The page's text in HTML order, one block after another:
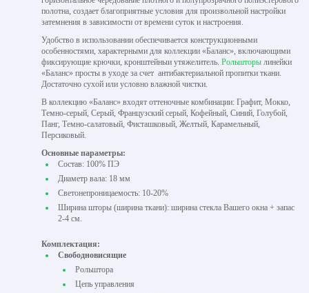
полотна, создает благоприятные условия для произвольной настройки
затемнения в зависимости от времени суток и настроения.
Удобство в использовании обеспечивается конструкционными
особенностями, характерными для коллекции «Баланс», включающими
фиксирующие крючки, кронштейныи утяжелитель. Рольшторы линейки
«Баланс» просты в уходе за счет антибактериальной пропитки ткани.
Достаточно сухой или условно влажной чистки.
В коллекцию «Баланс» входят оттеночные комбинации: Графит, Мокко,
Темно-серый, Серый, Французский серый, Кофейный, Синий, Голубой,
Панг, Темно-салатовый, Фисташковый, Желтый, Карамельный,
Персиковый.
Основные параметры:
Состав: 100% ПЭ
Диаметр вала: 18 мм
Светонепроницаемость: 10-20%
Ширина шторы (ширина ткани): ширина стекла Вашего окна + запас
2-4 см.
Комплектация:
Свободновисящие
Рольштора
Цепь управления